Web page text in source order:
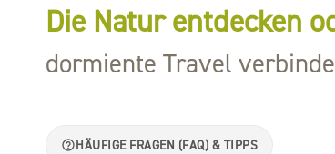
Die Natur entdecken
dormiente Travel
HÄUFIGE FRAGEN (FAQ) & TIPPS